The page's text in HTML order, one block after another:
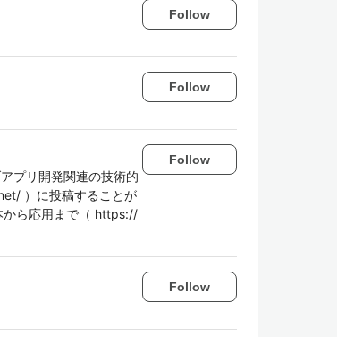
Follow
Follow
プリ開発関連の技術的
）に投稿することが
から応用まで（ https://
Follow
Follow